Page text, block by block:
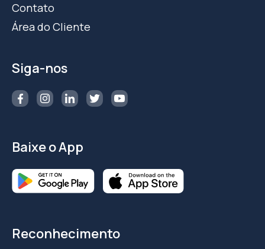
Contato
Área do Cliente
Siga-nos
Baixe o App
Reconhecimento